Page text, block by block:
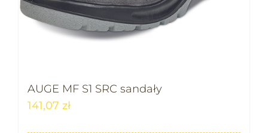
AUGE MF S1 SRC sandały
141,07 zł